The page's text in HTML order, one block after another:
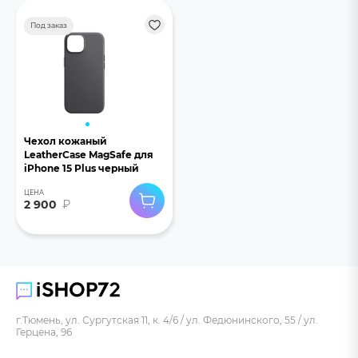
Под заказ
Чехол кожаный
LeatherCase MagSafe для
iPhone 15 Plus черный
ЦЕНА
2 900 ₽
г.Тюмень, ул. Сургутская 11, к. 4/6 / ул. Федюнинского, 55 / ул.
Герцена, 96